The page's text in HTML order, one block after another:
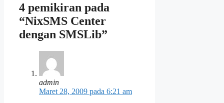
4 pemikiran pada
“NixSMS Center
dengan SMSLib”
admin
Maret 28, 2009 pada 6:21 am